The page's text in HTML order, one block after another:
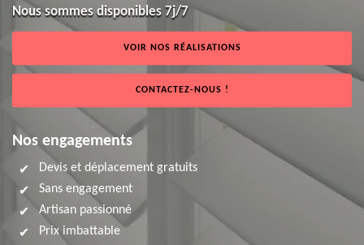
Nous sommes disponibles 7j/7
VOIR NOS RÉALISATIONS
CONTACTEZ-NOUS !
Nos engagements
Devis et déplacement gratuits
Sans engagement
Artisan passionné
Prix imbattable